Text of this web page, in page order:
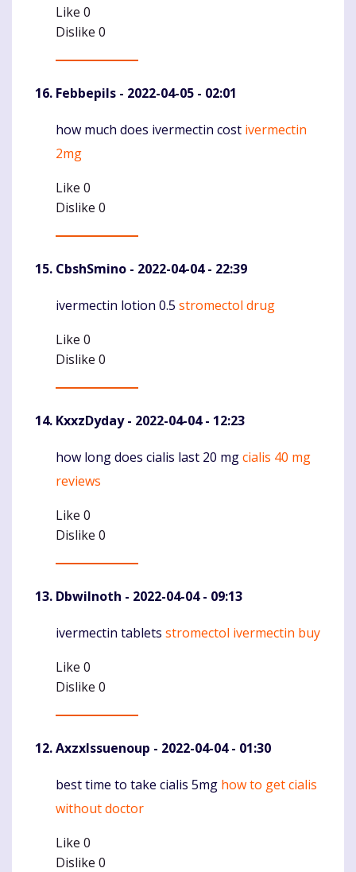
Like 0
Dislike 0
Febbepils - 2022-04-05 - 02:01
Komentaras
how much does ivermectin cost ivermectin
2mg
Like 0
Dislike 0
CbshSmino - 2022-04-04 - 22:39
Komentaras
ivermectin lotion 0.5 stromectol drug
Like 0
Dislike 0
KxxzDyday- 2022-04-04 - 12:23
Komentaras
how long does cialis last 20 mgcialis 40 mg
reviews
Like 0
Dislike 0
DbwiInoth - 2022-04-04 - 09:13
Komentaras
ivermectin tablets stromectol ivermectin buy
Like 0
Dislike 0
AxzxIssuenoup - 2022-04-04 - 01:30
Komentaras
best time to take cialis 5mg how to get cialis
without doctor
Like 0
Dislike 0